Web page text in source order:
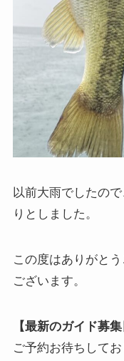
以前大雨でしたの
りとしました。
この度はありがと
ございます。
【最新のガイド募
ご予約お待ちしてお